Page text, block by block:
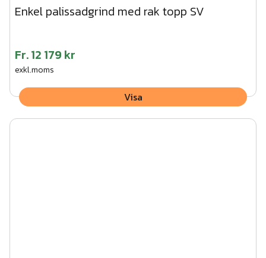
Enkel palissadgrind med rak topp SV
Fr.12 179 kr
exkl.moms
Visa